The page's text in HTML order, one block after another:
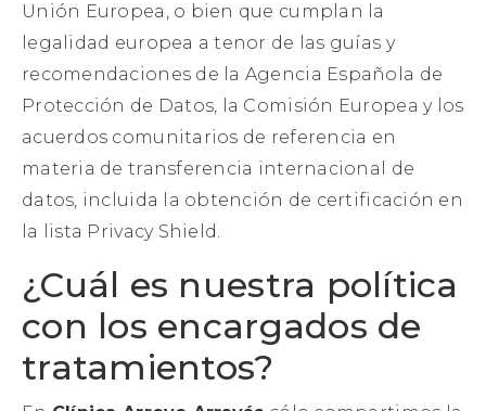
Unión Europea, o bien que cumplan la
legalidad europea a tenor de las guías y
recomendaciones de la Agencia Española de
Protección de Datos, la Comisión Europea y los
acuerdos comunitarios de referencia en
materia de transferencia internacional de
datos, incluida la obtención de certificación en
la lista Privacy Shield.
¿Cuál es nuestra política
con los encargados de
tratamientos?